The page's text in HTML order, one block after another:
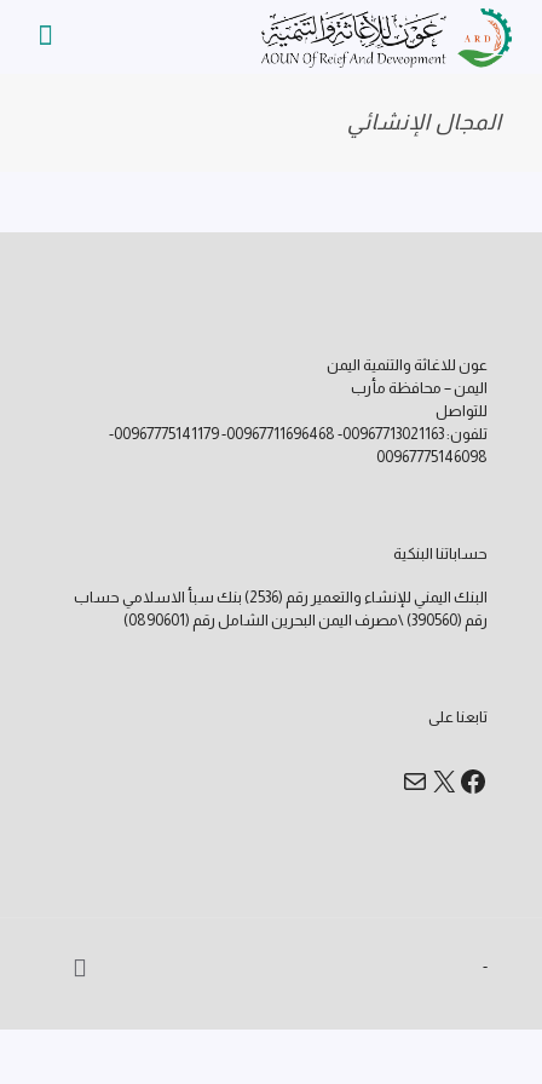
المجال الإنشائي
عون للاغاثة والتنمية اليمن
اليمن – محافظة مأرب
للتواصل
تلفون: 00967713021163- 00967711696468- 00967775141179-
00967775146098
حساباتنا البنكية
البنك اليمني للإنشاء والتعمير رقم (2536)
بنك سبأ الاسلامي حساب
رقم (390560)
\مصرف اليمن البحرين الشامل رقم (0890601)
تابعنا على
فيسبوك
إكس
بريد
-